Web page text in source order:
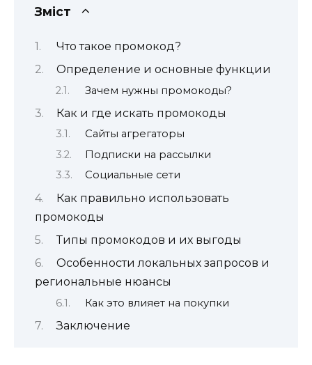
Зміст
Что такое промокод?
Определение и основные функции
Зачем нужны промокоды?
Как и где искать промокоды
Сайты агрегаторы
Подписки на рассылки
Социальные сети
Как правильно использовать
промокоды
Типы промокодов и их выгоды
Особенности локальных запросов и
региональные нюансы
Как это влияет на покупки
Заключение